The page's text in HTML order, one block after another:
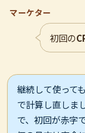
マーケター
初回の
継続して使って
で計算し直しま
で、初回が赤字